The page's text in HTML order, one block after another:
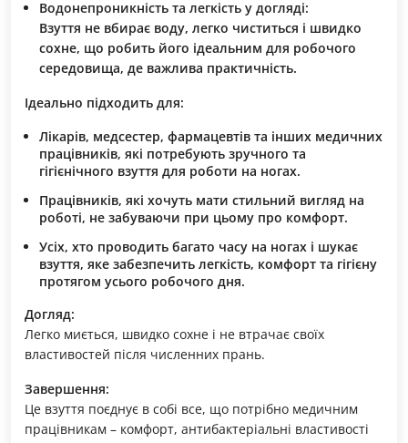
Водонепроникність та легкість у догляді:
Взуття не вбирає воду, легко чиститься і швидко
сохне, що робить його ідеальним для робочого
середовища, де важлива практичність.
Ідеально підходить для:
Лікарів, медсестер, фармацевтів та інших медичних
працівників, які потребують зручного та
гігієнічного взуття для роботи на ногах.
Працівників, які хочуть мати стильний вигляд на
роботі, не забуваючи при цьому про комфорт.
Усіх, хто проводить багато часу на ногах і шукає
взуття, яке забезпечить легкість, комфорт та гігієну
протягом усього робочого дня.
Догляд:
Легко миється, швидко сохне і не втрачає своїх
властивостей після численних прань.
Завершення:
Це взуття поєднує в собі все, що потрібно медичним
працівникам – комфорт, антибактеріальні властивості